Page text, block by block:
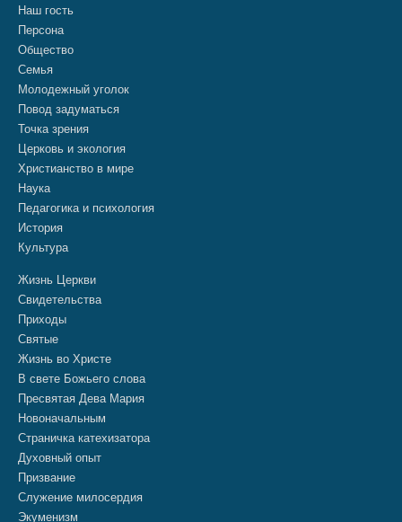
Наш гость
Персона
Общество
Семья
Молодежный уголок
Повод задуматься
Точка зрения
Церковь и экология
Христианство в мире
Наука
Педагогика и психология
История
Культура
Жизнь Церкви
Свидетельства
Приходы
Святые
Жизнь во Христе
В свете Божьего слова
Пресвятая Дева Мария
Новоначальным
Страничка катехизатора
Духовный опыт
Призвание
Служение милосердия
Экуменизм